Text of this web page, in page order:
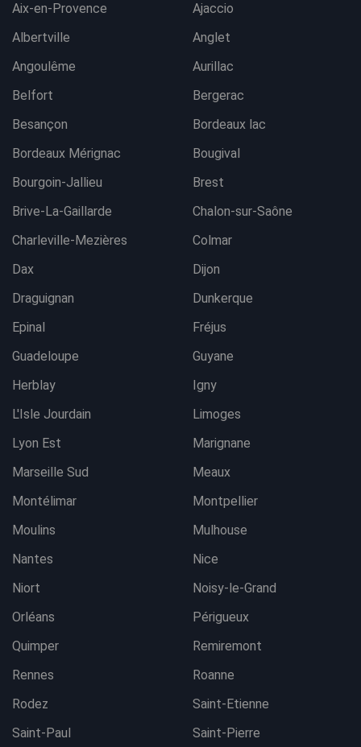
Aix-en-Provence
Ajaccio
Albertville
Anglet
Angoulême
Aurillac
Belfort
Bergerac
Besançon
Bordeaux lac
Bordeaux Mérignac
Bougival
Bourgoin-Jallieu
Brest
Brive-La-Gaillarde
Chalon-sur-Saône
Charleville-Mezières
Colmar
Dax
Dijon
Draguignan
Dunkerque
Epinal
Fréjus
Guadeloupe
Guyane
Herblay
Igny
L'Isle Jourdain
Limoges
Lyon Est
Marignane
Marseille Sud
Meaux
Montélimar
Montpellier
Moulins
Mulhouse
Nantes
Nice
Niort
Noisy-le-Grand
Orléans
Périgueux
Quimper
Remiremont
Rennes
Roanne
Rodez
Saint-Etienne
Saint-Paul
Saint-Pierre